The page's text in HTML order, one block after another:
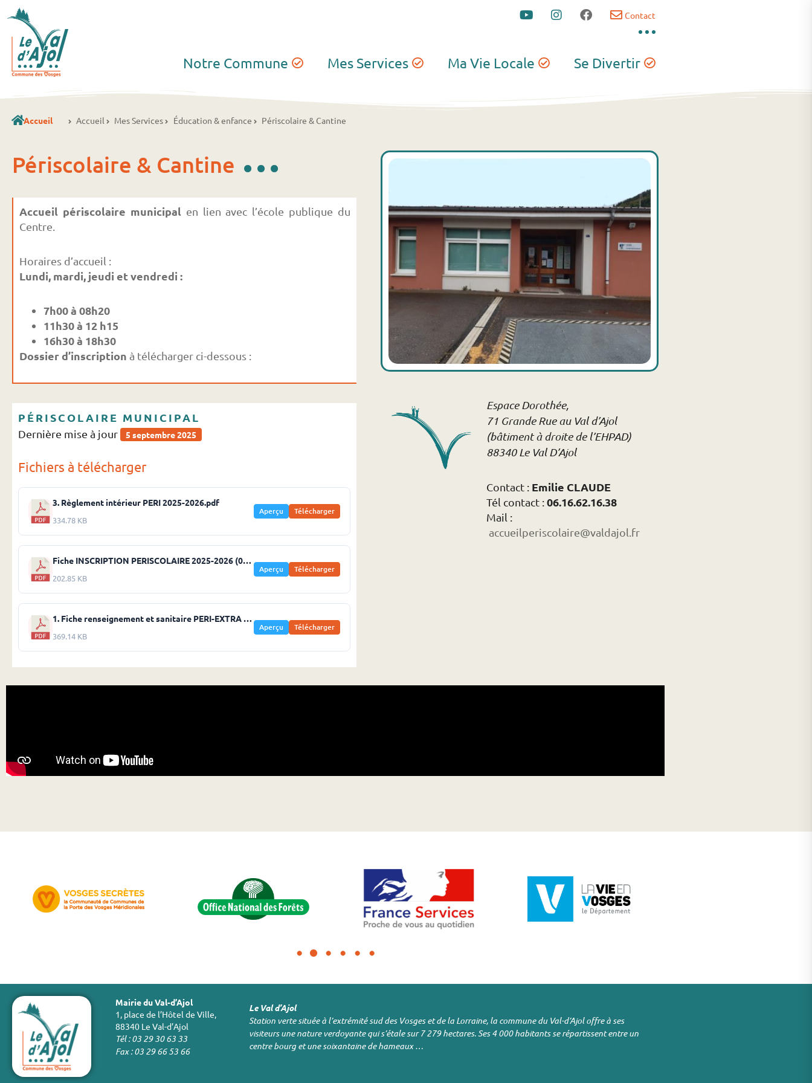
Contact
Notre Commune Mes Services Ma Vie Locale Se Divertir
Accueil Accueil Mes Services Éducation & enfance Périscolaire & Cantine
Périscolaire & Cantine ...
Accueil périscolaire municipal en lien avec l’école publique du
Centre.
Horaires d’accueil :
Lundi, mardi, jeudi et vendredi :
7h00 à 08h20
11h30 à 12 h15
16h30 à 18h30
Dossier d’inscription à télécharger ci-dessous :
PÉRISCOLAIRE MUNICIPAL
Dernière mise à jour 5 septembre 2025
Fichiers à télécharger
3. Règlement intérieur PERI 2025-2026.pdf
334.78 KB
Aperçu Télécharger
Fiche INSCRIPTION PERISCOLAIRE 2025-2026 (002).pdf
202.85 KB
Aperçu Télécharger
1. Fiche renseignement et sanitaire PERI-EXTRA 2025-2026.pdf
369.14 KB
Aperçu Télécharger
Espace Dorothée,
71 Grande Rue au Val d’Ajol
(bâtiment à droite de l’EHPAD)
88340 Le Val D’Ajol
Contact : Emilie CLAUDE
Tél contact :06.16.62.16.38
Mail :
accueilperiscolaire@valdajol.fr
Mairie du Val-d’Ajol
1, place de l’Hôtel de Ville,
88340 Le Val-d’Ajol
Tél : 03 29 30 63 33
Fax : 03 29 66 53 66
Le Val d’Ajol
Station verte située à l’extrémité sud des Vosges et de la Lorraine, la commune du Val-d’Ajol offre à ses
visiteurs une nature verdoyante qui s’étale sur 7 279 hectares. Ses 4 000 habitants se répartissent entre un
centre bourg et une soixantaine de hameaux …